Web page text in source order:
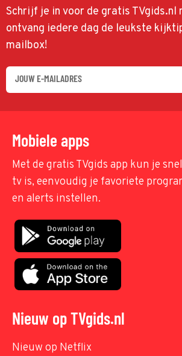
Schrijf je in voor de gratis TVgids.nl
ontvang iedere dag de leukste
mailbox!
Mobiele apps
Met de gratis TVgids app kun je
tv is, eenvoudig je favoriete
en alerts instellen.
Nieuw op TVgids.nl
Nieuw op Netflix